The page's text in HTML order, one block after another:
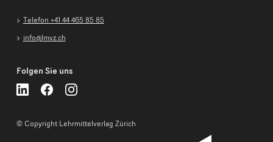
Telefon +41 44 465 85 85
info@lmvz.ch
Folgen Sie uns
Lehrmittelverlag
Zürich
folgen
Lehrmittelverlag
Zürich
folgen
Lehrmittelverlag
Zürich
folgen
© Copyright Lehrmittelverlag Zürich